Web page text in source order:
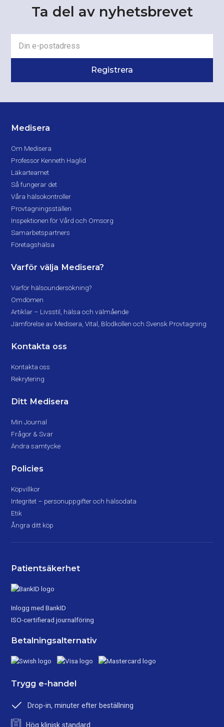
Ta del av nyhetsbrevet
Medisera
Om Medisera
Professor Kenneth Haglid
Läkarteamet
Så fungerar det
Våra hälsokontroller
Provtagningsställen
Inspektionen för Vård och Omsorg
Samarbetspartners
Företagshälsa
Varför välja Medisera?
Varför hälsoundersökning?
Omdömen
Artiklar – Livsstil, hälsa och välmående
Jämförelse av Medisera, Vital, Blodkollen och Svensk Provtagning
Kontakta oss
Kontakta oss
Rekrytering
Ditt Medisera
Min Journal
Frågor & Svar
Ändra samtycke
Policies
Köpvillkor
Integritet – personuppgifter och hälsodata
Etik
Ångra ditt köp
Patientsäkerhet
Inlogg med BankID
ISO-certifierad journalföring
Betalningsalternativ
Trygg e-handel
Drop-in, minuter efter beställning
Hög klinisk standard